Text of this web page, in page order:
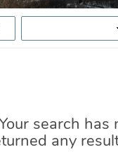
search has
any